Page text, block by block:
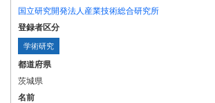
国立研究開発法人産業技術総合研究所
登録者区分
学術研究
都道府県
茨城県
名前